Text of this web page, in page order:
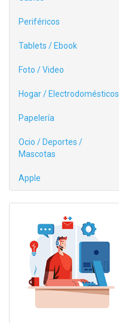
Periféricos
Tablets / Ebook
Foto / Video
Hogar / Electrodomésticos
Papelería
Ocio / Deportes /
Mascotas
Apple